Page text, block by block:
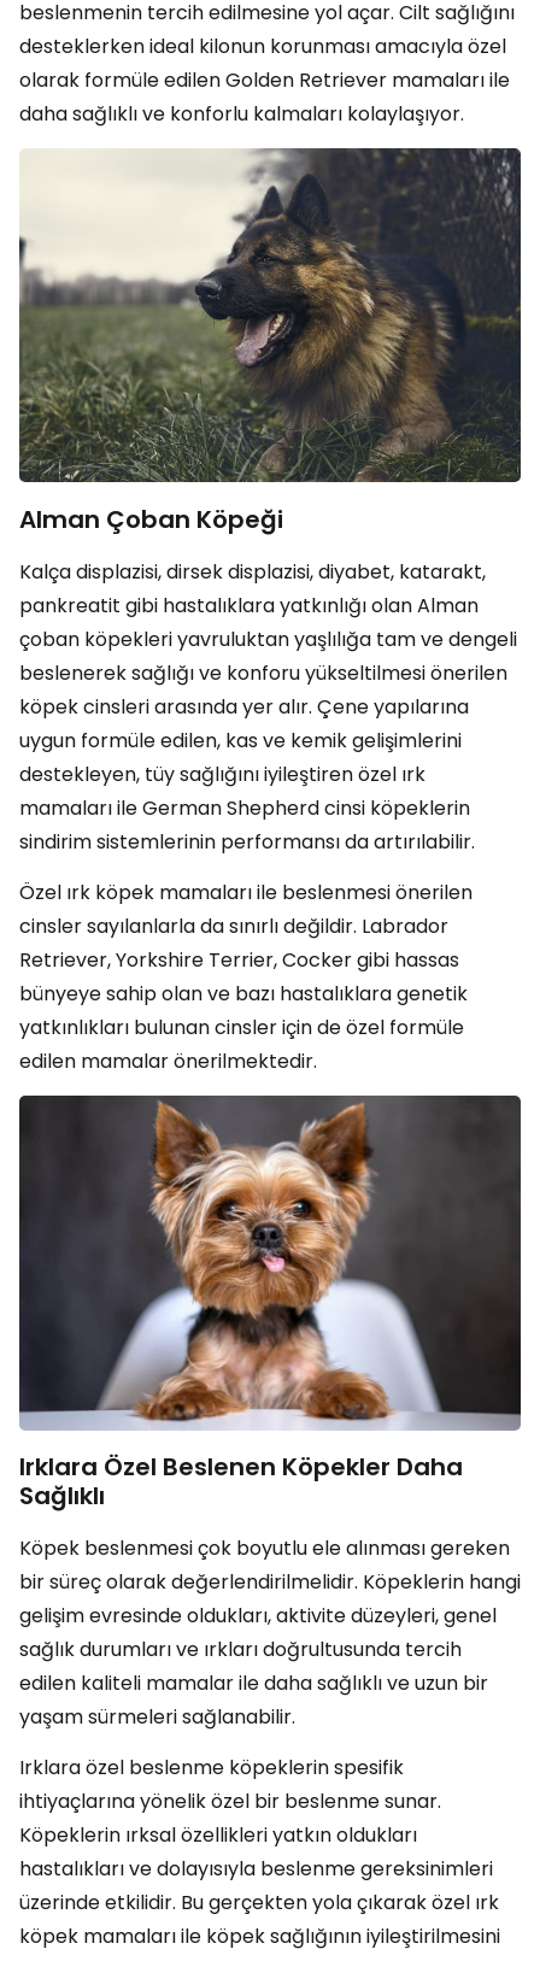
beslenmenin tercih edilmesine yol açar. Cilt sağlığını
desteklerken ideal kilonun korunması amacıyla özel
olarak formüle edilen Golden Retriever mamaları ile
daha sağlıklı ve konforlu kalmaları kolaylaşıyor.
Alman Çoban Köpeği
Kalça displazisi, dirsek displazisi, diyabet, katarakt,
pankreatit gibi hastalıklara yatkınlığı olan Alman
çoban köpekleri yavruluktan yaşlılığa tam ve dengeli
beslenerek sağlığı ve konforu yükseltilmesi önerilen
köpek cinsleri arasında yer alır. Çene yapılarına
uygun formüle edilen, kas ve kemik gelişimlerini
destekleyen, tüy sağlığını iyileştiren özel ırk
mamaları ile German Shepherd cinsi köpeklerin
sindirim sistemlerinin performansı da artırılabilir.
Özel ırk köpek mamaları ile beslenmesi önerilen
cinsler sayılanlarla da sınırlı değildir. Labrador
Retriever, Yorkshire Terrier, Cocker gibi hassas
bünyeye sahip olan ve bazı hastalıklara genetik
yatkınlıkları bulunan cinsler için de özel formüle
edilen mamalar önerilmektedir.
Irklara Özel Beslenen Köpekler Daha
Sağlıklı
Köpek beslenmesi çok boyutlu ele alınması gereken
bir süreç olarak değerlendirilmelidir. Köpeklerin hangi
gelişim evresinde oldukları, aktivite düzeyleri, genel
sağlık durumları ve ırkları doğrultusunda tercih
edilen kaliteli mamalar ile daha sağlıklı ve uzun bir
yaşam sürmeleri sağlanabilir.
Irklara özel beslenme köpeklerin spesifik
ihtiyaçlarına yönelik özel bir beslenme sunar.
Köpeklerin ırksal özellikleri yatkın oldukları
hastalıkları ve dolayısıyla beslenme gereksinimleri
üzerinde etkilidir. Bu gerçekten yola çıkarak özel ırk
köpek mamaları ile köpek sağlığının iyileştirilmesini